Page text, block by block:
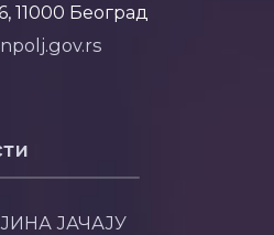
11000 Београд
ЈАЧАЈУ